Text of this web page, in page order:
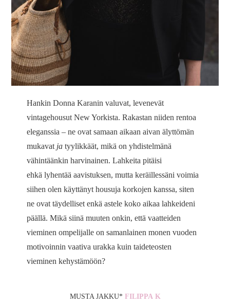
Hankin Donna Karanin valuvat, levenevät
vintagehousut New Yorkista. Rakastan niiden rentoa
eleganssia – ne ovat samaan aikaan aivan älyttömän
mukavat ja tyylikkäät, mikä on yhdistelmänä
vähintäänkin harvinainen. Lahkeita pitäisi
ehkä lyhentää aavistuksen, mutta keräillessäni voimia
siihen olen käyttänyt housuja korkojen kanssa, siten
ne ovat täydelliset enkä astele koko aikaa lahkeideni
päällä. Mikä siinä muuten onkin, että vaatteiden
vieminen ompelijalle on samanlainen monen vuoden
motivoinnin vaativa urakka kuin taideteosten
vieminen kehystämöön?
MUSTA JAKKU* FILIPPA K